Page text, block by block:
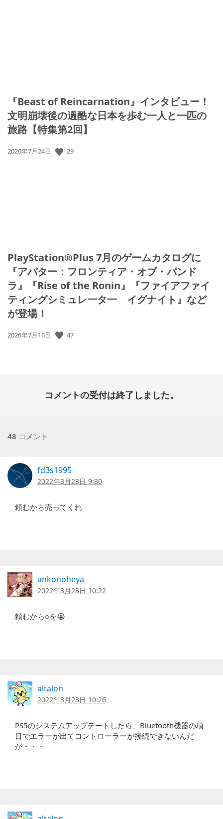
『Beast of Reincarnation』インタビュー！
文明崩壊後の過酷な日本を歩む一人と一匹の
旅路【特集第2回】
公
2026年7月24日 29
PlayStation®Plus 7月のゲームカタログに
『アバター：フロンティア・オブ・パンド
ラ』『Rise of the Ronin』『ファイアファイ
ティングシミュレ一タ一 イグナイト』など
が登場！
公
2026年7月16日 47
コメントの受付は終了しました。
48 コメント
fd3s1995
2022年3月23日 9:30
頼むから売ってくれ
ankonoheya
2022年3月23日 10:22
頼むから○を😭
altalon
2022年3月23日 10:26
PS5のシステムアップデートしたら、Bluetooth機器の項
目でエラーが出てコントローラーが接続できないんだ
が・・・